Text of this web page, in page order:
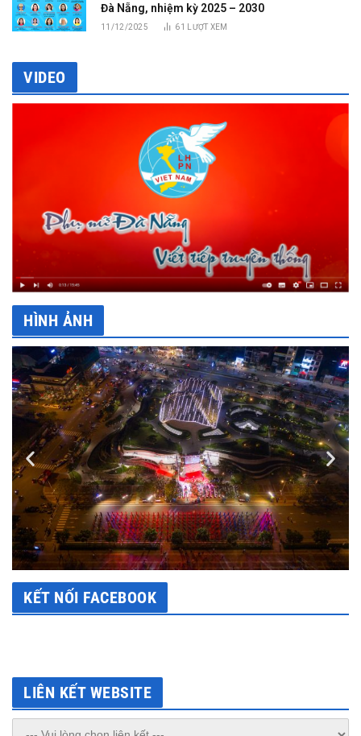
Đà Nẵng, nhiệm kỳ 2025 – 2030
11/12/2025 61 LƯỢT XEM
VIDEO
HÌNH ẢNH
KẾT NỐI FACEBOOK
LIÊN KẾT WEBSITE